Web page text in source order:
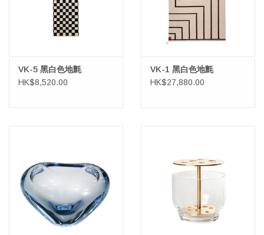
VK-5 黑白色地氈
HK$8,520.00
VK-1 黑白色地氈
HK$27,880.00